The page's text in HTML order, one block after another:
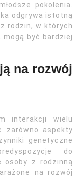
pokolenia.
odgrywa istotną
rodzin, w których
mogą być bardziej
na rozwój
interakcji wielu
zarówno aspekty
genetyczne
do
osoby z rodzinną
na rozwój